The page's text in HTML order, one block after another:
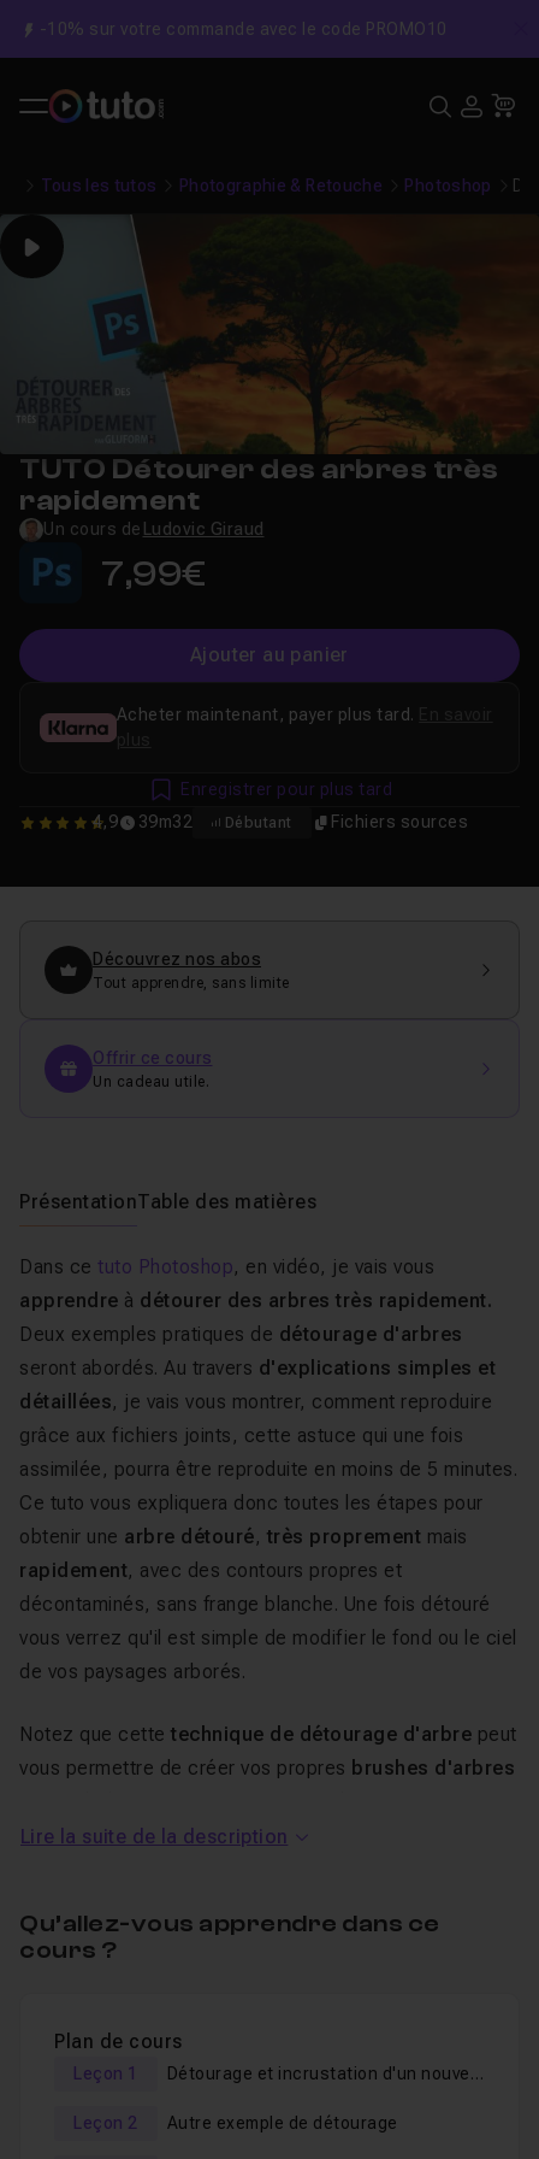
-10% sur votre commande avec le code PROMO10
Tous les tutos Photographie & Retouche Photoshop
Play
TUTO Détourer des arbres très
rapidement
Un cours de Ludovic Giraud
7,99€
Ajouter au panier
4.875 4,9 39m32 Débutant Fichiers sources
Acheter maintenant, payer plus tard.
plus
Enregistrer pour plus tard
Découvrez nos abos
Tout apprendre, sans limite
Offrir ce cours
Un cadeau utile.
PrésentationTable des matières
Dans ce tuto Photoshop, en vidéo, je vais vous
apprendre à détourer des arbres très rapidement.
Deux exemples pratiques de détourage d'arbres
seront abordés. Au travers d'explications simples et
détaillées, je vais vous montrer, comment reproduire
grâce aux fichiers joints, cette astuce qui une fois
assimilée, pourra être reproduite en moins de 5 minutes.
Ce tuto vous expliquera donc toutes les étapes pour
obtenir une arbre détouré, très proprement mais
rapidement, avec des contours propres et
décontaminés, sans frange blanche. Une fois détouré
vous verrez qu'il est simple de modifier le fond ou le ciel
de vos paysages arborés.
Notez que cette technique de détourage d'arbre peut
vous permettre de créer vos propres brushes d'arbres
de formes de pinceaux dansPhotoshop
Ce cours est adapté pour un niveau débutant, toutes les
étapes du tutoriel étant expliquées.
Photoshop (PC et Mac), généreusement mis à
disposition par Tuto.com.
Lire la suite de la description
Qu’allez-vous apprendre dans ce
cours ?
Plan de cours
Leçon 1 Détourage et incrustation d'un nouveau fond
Leçon 2 Autre exemple de détourage